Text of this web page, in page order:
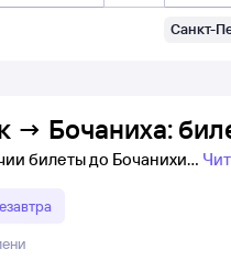
Санкт-
→ Бочаниха:
билеты до Бочанихи